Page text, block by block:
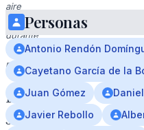
aire
libre
durante
la
noche.
El
59º
Personas
Antonio Rendón
Cayetano García de la
Juan Gómez
Javier Rebollo